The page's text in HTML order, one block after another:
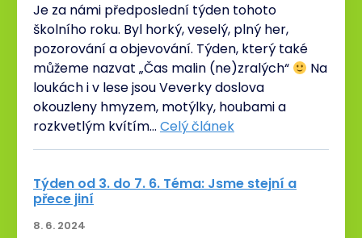
Je za námi předposlední týden tohoto
školního roku. Byl horký, veselý, plný her,
pozorování a objevování. Týden, který také
můžeme nazvat „Čas malin (ne)zralých“
Na
loukách i v lese jsou Veverky doslova
okouzleny hmyzem, motýlky, houbami a
rozkvetlým kvítím… Celý článek
Týden od 3. do 7. 6. Téma: Jsme stejní a
přece jiní
8. 6. 2024